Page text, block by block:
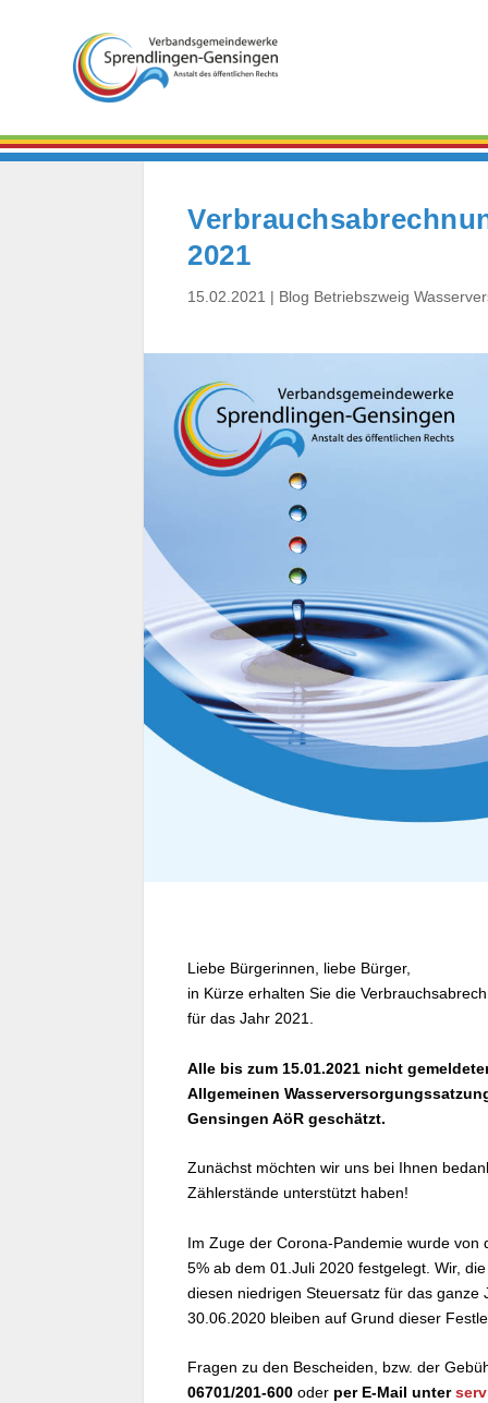
2021
15.02.2021 | Blog Betriebszweig
Liebe Bürgerinnen, liebe Bürger,
in Kürze erhalten Sie die
für das Jahr 2021.
Alle bis zum 15.01.2021 nicht
Allgemeinen
Gensingen AöR geschätzt.
Zunächst möchten wir uns bei Ihnen
Zählerstände unterstützt haben!
Im Zuge der Corona-Pandemie wurde
5% ab dem 01.Juli 2020 festgelegt. Wir,
diesen niedrigen Steuersatz für das
30.06.2020 bleiben auf Grund dieser
Fragen zu den Bescheiden, bzw. der
06701/201-600 oder per E-Mail unter